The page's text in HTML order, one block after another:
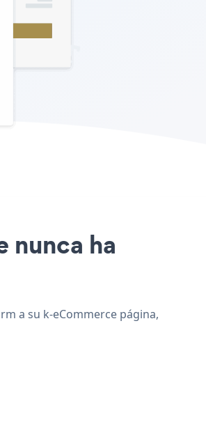
nunca ha
a su k-eCommerce página,